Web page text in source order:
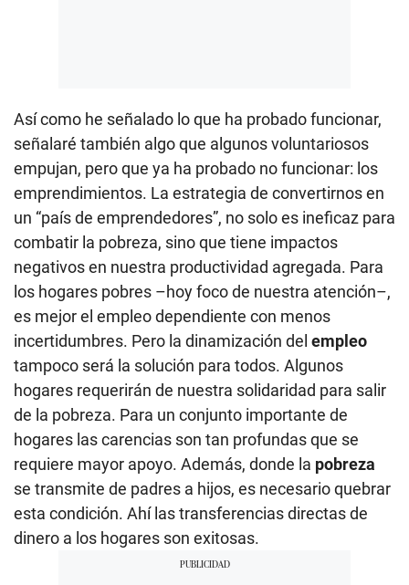
Así como he señalado lo que ha probado funcionar,
señalaré también algo que algunos voluntariosos
empujan, pero que ya ha probado no funcionar: los
emprendimientos. La estrategia de convertirnos en
un “país de emprendedores”, no solo es ineficaz para
combatir la pobreza, sino que tiene impactos
negativos en nuestra productividad agregada. Para
los hogares pobres –hoy foco de nuestra atención–,
es mejor el empleo dependiente con menos
incertidumbres. Pero la dinamización del empleo
tampoco será la solución para todos. Algunos
hogares requerirán de nuestra solidaridad para salir
de la pobreza. Para un conjunto importante de
hogares las carencias son tan profundas que se
requiere mayor apoyo. Además, donde la pobreza
se transmite de padres a hijos, es necesario quebrar
esta condición. Ahí las transferencias directas de
dinero a los hogares son exitosas.